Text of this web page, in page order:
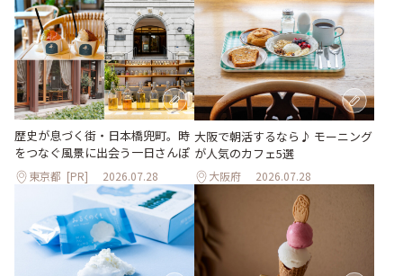
歴史が息づく街・日本橋兜町。時
をつなぐ風景に出会う一日さんぽ
東京都 [PR] 2026.07.28
大阪で朝活するなら♪ モーニング
が人気のカフェ5選
大阪府 2026.07.28